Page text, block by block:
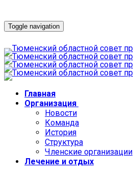
Toggle navigation
Главная
Организация
Новости
Команда
История
Структура
Членские организации
Лечение и отдых